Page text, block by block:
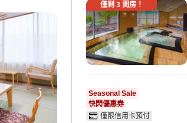
僅剩 3間房！
Seasonal Sale
快閃優惠券
僅限信用卡預付